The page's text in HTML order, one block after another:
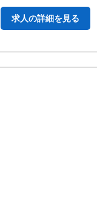
求人の詳細を見る